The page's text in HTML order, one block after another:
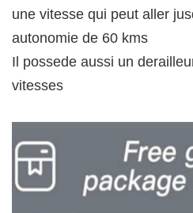
une vitesse qui peut aller
autonomie de 60 kms
Il possede aussi un
vitesses